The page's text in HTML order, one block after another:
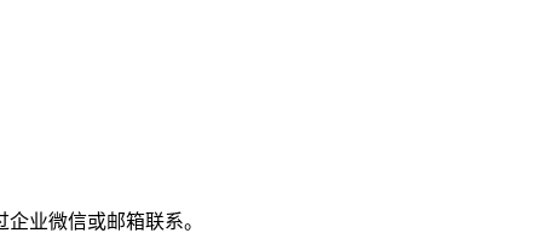
业微信或邮箱联系。